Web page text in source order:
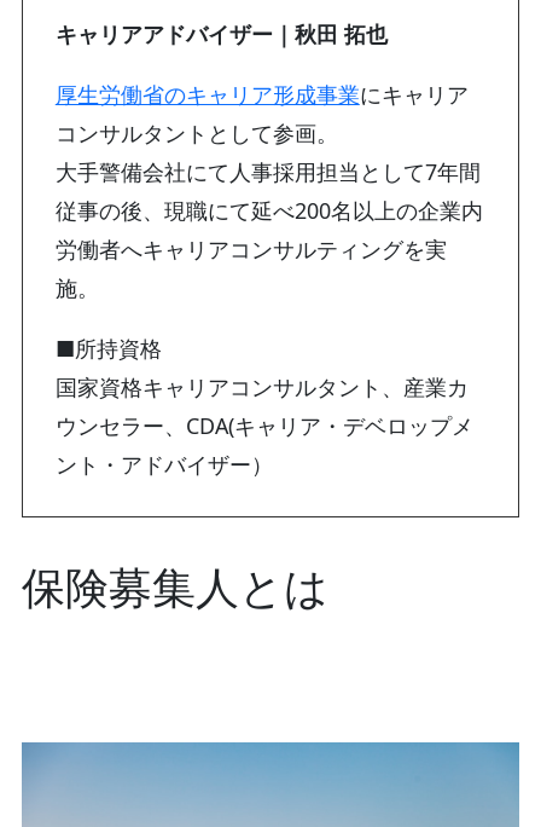
キャリアアドバイザー｜秋田 拓也
厚生労働省のキャリア形成事業にキャリア
コンサルタントとして参画。
大手警備会社にて人事採用担当として7年間
従事の後、現職にて延べ200名以上の企業内
労働者へキャリアコンサルティングを実
施。
■所持資格
国家資格キャリアコンサルタント、産業カ
ウンセラー、CDA(キャリア・デベロップメ
ント・アドバイザー）
保険募集人とは